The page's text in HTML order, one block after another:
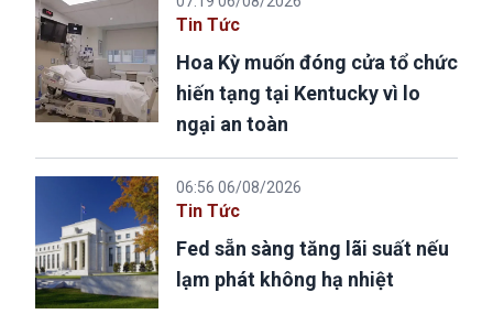
Tin Tức
Hoa Kỳ muốn đóng cửa tổ chức
hiến tạng tại Kentucky vì lo
ngại an toàn
06:56 06/08/2026
Tin Tức
Fed sẵn sàng tăng lãi suất nếu
lạm phát không hạ nhiệt